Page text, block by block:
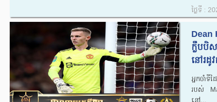
ថ្ងៃទី :
Dean
ក្លឹបបិ
នៅរដូ
អ្នកចាំ
របស់
នៅ...